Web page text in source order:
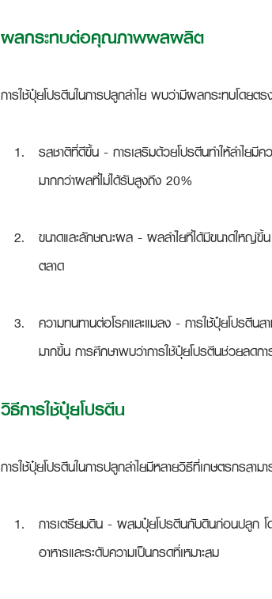
ผลกระทบต่อคุณภาพผลผลิต
การใช้ปุ๋ยโปรตีนในการปลูกลำไย พบว่ามีผลกระทบโด
รสชาติที่ดีขึ้น - การเสริมด้วยโปรตีนทำให้ลำไยมี
มากกว่าผลที่ไม่ได้รับสูงถึง 20%
ขนาดและลักษณะผล - ผลลำไยที่ได้มีขนาดใหญ่
ตลาด
ความทนทานต่อโรคและแมลง - การใช้ปุ๋ยโปรตีนส
มากขึ้น การศึกษาพบว่าการใช้ปุ๋ยโปรตีนช่วยลดก
วิธีการใช้ปุ๋ยโปรตีน
การใช้ปุ๋ยโปรตีนในการปลูกลำไยมีหลายวิธีที่เกษตรกรสาม
การเตรียมดิน - ผสมปุ๋ยโปรตีนกับดินก่อนปลูก โ
อาหารและระดับความเป็นกรดที่เหมาะสม